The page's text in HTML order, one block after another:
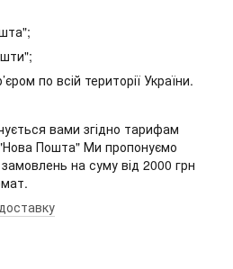
по всій території України.
вами згідно тарифам
"Нова Пошта" Ми пропонуємо
на суму від 2000 грн